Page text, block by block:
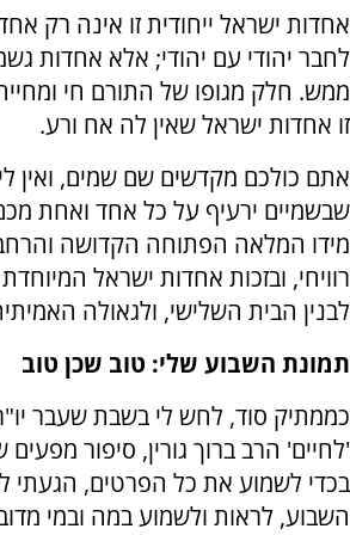
אחדות ישראל ייחודית זו אינה רק
לחבר יהודי עם יהודי; אלא אחדות
ממש. חלק מגופו של התורם חי
זו אחדות ישראל שאין לה אח ורע.
אתם כולכם מקדשים שם שמים, ואין
שבשמיים ירעיף על כל אחד ואחת
מידו המלאה הפתוחה הקדושה
רוויחי, ובזכות אחדות ישראל
לבנין הבית השלישי, ולגאולה
תמונת השבוע שלי: טוב שכן טוב
כממתיק סוד, לחש לי בשבת שעבר
'לחיים' הרב ברוך גורין, סיפור
בכדי לשמוע את כל הפרטים, הגעתי
השבוע, לראות ולשמוע במה ובמי